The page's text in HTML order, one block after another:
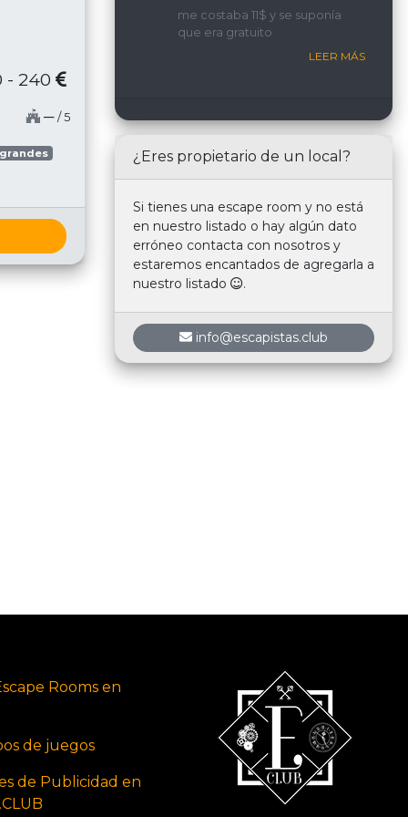
- 240
─ / 5
interacción constante con
nosotros.
me costaba 11$ y se suponía
que era gratuito
LEER MÁS
¿Eres propietario de un local?
Si tienes una escape room y no está
en nuestro listado o hay algún dato
erróneo contacta con nosotros y
estaremos encantados de agregarla a
nuestro listado
.
info@escapistas.club
Rooms en
de juegos
de Publicidad en